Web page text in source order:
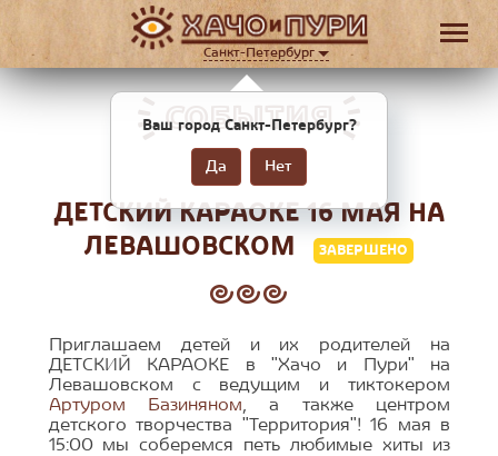
Санкт-Петербург
Ваш город Санкт-Петербург?
Да Нет
СОБЫТИЯ
ДЕТСКИЙ КАРАОКЕ 16 МАЯ НА
ЛЕВАШОВСКОМ
ЗАВЕРШЕНО
Приглашаем детей и их родителей на
ДЕТСКИЙ КАРАОКЕ в "Хачо и Пури" на
Левашовском с ведущим и тиктокером
Артуром Базиняном, а также центром
детского творчества "Территория"! 16 мая в
15:00 мы соберемся петь любимые хиты из